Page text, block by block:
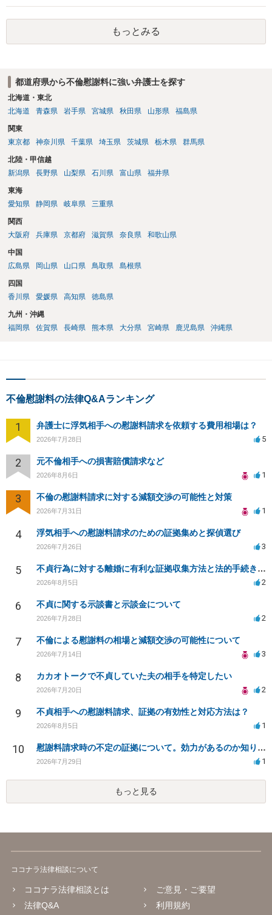
かと思います。有責配偶者ですので相手方からの離婚は拒否しても仮
に訴訟されても法的に成立しません。質問５は認知すると養育費支払
い、相続権が発生します。合意があれば法的に可能ですが法律で強制
することはできません。質問６は可能です。質問７は不貞行為の写真
もっとみる
都道府県から不倫慰謝料に強い弁護士を探す
北海道・東北
北海道
青森県 岩手県 宮城県 秋田県 山形県 福島県
関東
東京都
神奈川県 千葉県 埼玉県 茨城県 栃木県 群馬県
北陸・甲信越
新潟県
長野県 山梨県 石川県 富山県 福井県
東海
愛知県
静岡県 岐阜県 三重県
関西
大阪府
兵庫県 京都府 滋賀県 奈良県 和歌山県
中国
広島県
岡山県 山口県 鳥取県 島根県
四国
香川県
愛媛県 高知県 徳島県
九州・沖縄
福岡県
佐賀県 長崎県 熊本県 大分県 宮崎県 鹿児島県 沖縄県
不倫慰謝料の法律Q&Aランキング
1 弁護士に浮気相手への慰謝料請求を依頼する費用相場は？
2026年7月28日 5
2 元不倫相手への損害賠償請求など
2026年8月6日 1
3 不倫の慰謝料請求に対する減額交渉の可能性と対策
2026年7月31日 1
4 浮気相手への慰謝料請求のための証拠集めと探偵選び
2026年7月26日 3
5 不貞行為に対する離婚に有利な証拠収集方法と法的手続きについて
2026年8月5日 2
6 不貞に関する示談書と示談金について
2026年7月28日 2
7 不倫による慰謝料の相場と減額交渉の可能性について
2026年7月14日 3
8 カカオトークで不貞していた夫の相手を特定したい
2026年7月20日 2
9 不貞相手への慰謝料請求、証拠の有効性と対応方法は？
2026年8月5日 1
10 慰謝料請求時の不定の証拠について。効力があるのか知りたい。
2026年7月29日 1
もっと見る
ココナラ法律相談について
ココナラ法律相談とは
法律Q&A
ご意見・ご要望
利用規約